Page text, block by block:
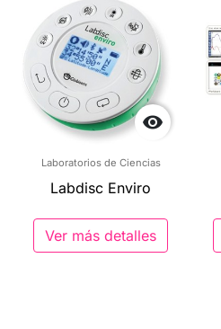

Laboratorios de Ciencias
Labdisc Enviro
Ver más detalles